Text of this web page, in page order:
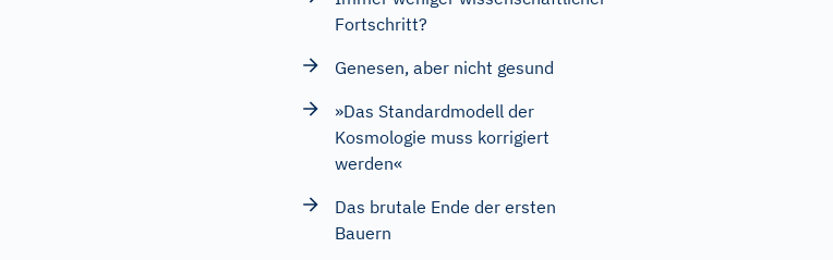
Fortschritt?
Genesen, aber nicht gesund
»Das Standardmodell der
Kosmologie muss korrigiert
werden«
Das brutale Ende der ersten
Bauern